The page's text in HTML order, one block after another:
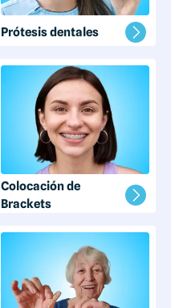
Prótesis dentales
Colocación de
Brackets